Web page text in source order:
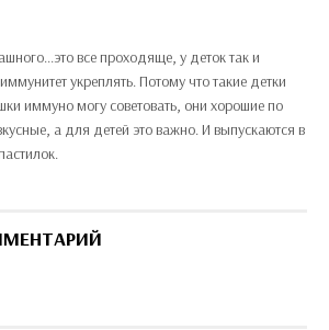
все проходяще, у деток так и
укреплять. Потому что такие детки
иммуно могу советовать, они хорошие по
а для детей это важно. И выпускаются в